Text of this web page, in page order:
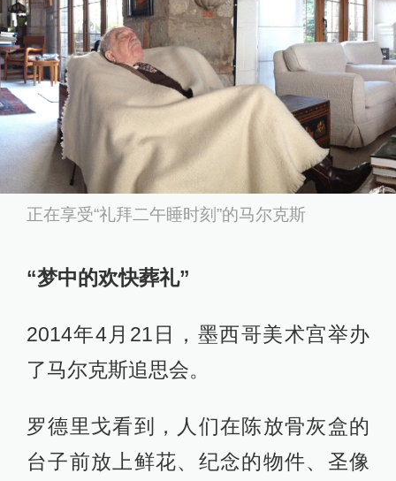
正在享受“礼拜二午睡时刻”的马尔克斯
“梦中的欢快葬礼”
2014年4月21日，墨西哥美术宫举办
了马尔克斯追思会。
罗德里戈看到，人们在陈放骨灰盒的
台子前放上鲜花、纪念的物件、圣像